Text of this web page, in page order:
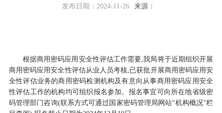
发布日期： 2024-11-26 来源：
根据商用密码应用安全性评估工作需要,我局将于近期组织开展
商用密码应用安全性评估从业人员考核,已获批开展商用密码应用安
全性评估业务的商用密码检测机构及有意向从事商用密码应用安全
性评估工作的机构均可组织报名参加。报名事宜可向所在地省级密
码管理部门咨询(联系方式可通过国家密码管理局网站“机构概况”栏